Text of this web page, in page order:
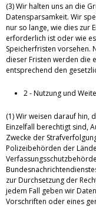
(3) Wir halten uns an die
Datensparsamkeit. Wir
nur so lange, wie dies zur
erforderlich ist oder wie
Speicherfristen vorsehen.
dieser Fristen werden die
entsprechend den
2 - Nutzung und
(1) Wir weisen darauf hin,
Einzelfall berechtigt sind,
Zwecke der
Polizeibehörden der
zur Durchsetzung der
jedem Fall geben wir
Vorschriften oder eines